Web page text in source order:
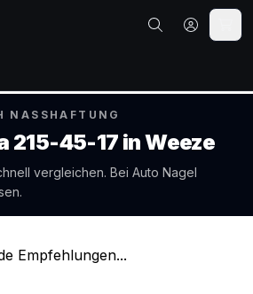
NASSHAFTUNG
215-45-17 inWeeze
vergleichen. Bei Auto Nagel
Empfehlungen...